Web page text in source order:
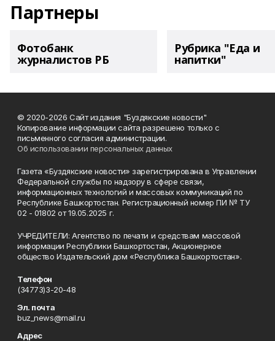
Партнеры
Фотобанк
журналистов РБ
Рубрика "Еда и
напитки"
© 2020-2026 Сайт издания "Буздякские новости"
Копирование информации сайта разрешено только с
письменного согласия администрации.
Об использовании персональных данных
Газета «Буздякские новости» зарегистрирована в Управлении
Федеральной службы по надзору в сфере связи,
информационных технологий и массовых коммуникаций по
Республике Башкортостан. Регистрационный номер ПИ № ТУ
02 - 01802 от 19.05.2025 г.
УЧРЕДИТЕЛИ: Агентство по печати и средствам массовой
информации Республики Башкортостан, Акционерное
общество Издательский дом «Республика Башкортостан».
Телефон
(34773)3-20-48
Эл. почта
buz_news@mail.ru
Адрес